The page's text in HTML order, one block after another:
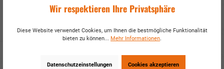
Zum Merkzettel hinzufügen
Fragen zum Produkt
Verpackungseinheit: 4 / 24
Wir respektieren Ihre Privatsphäre
Diese Website verwendet Cookies, um Ihnen die bestmögliche Funktionalität
bieten zu können... Mehr Informationen.
Datenschutzeinstellungen Cookies akzeptieren